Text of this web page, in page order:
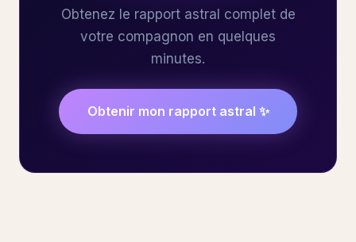
Obtenez le rapport astral complet de
votre compagnon en quelques
minutes.
Obtenir mon rapport astral ✨